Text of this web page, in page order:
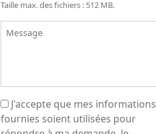
Taille max. des fichiers : 512 MB.
Message
(Nécessaire)
J'accepte que mes informations
fournies soient utilisées pour